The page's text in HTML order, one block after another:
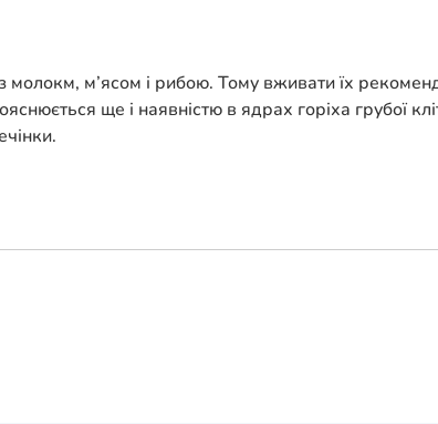
з молокм, ​​м’ясом і рибою. Тому вживати їх
ще і наявністю в ядрах горіха грубої